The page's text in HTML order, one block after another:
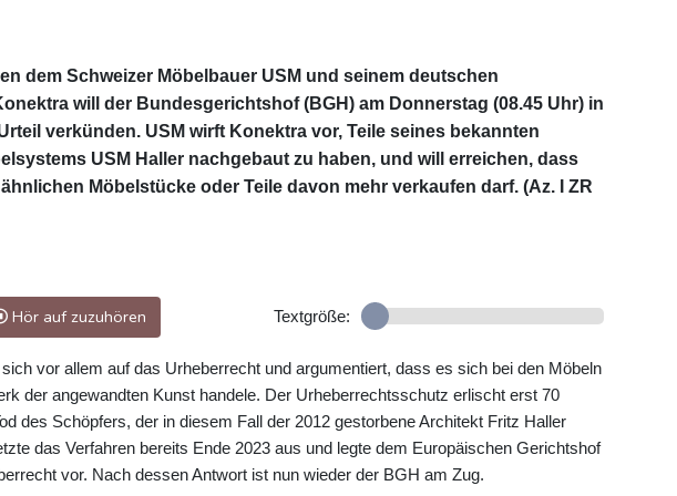
dem Schweizer Möbelbauer USM und seinem deutschen
will der Bundesgerichtshof (BGH) am Donnerstag (08.45 Uhr) in
verkünden. USM wirft Konektra vor, Teile seines bekannten
USM Haller nachgebaut zu haben, und will erreichen, dass
Möbelstücke oder Teile davon mehr verkaufen darf. (Az. I ZR
Hör auf zuzuhören Textgröße:
vor allem auf das Urheberrecht und argumentiert, dass es sich bei den Möbeln
der angewandten Kunst handele. Der Urheberrechtsschutz erlischt erst 70
des Schöpfers, der in diesem Fall der 2012 gestorbene Architekt Fritz Haller
das Verfahren bereits Ende 2023 aus und legte dem Europäischen Gerichtshof
vor. Nach dessen Antwort ist nun wieder der BGH am Zug.